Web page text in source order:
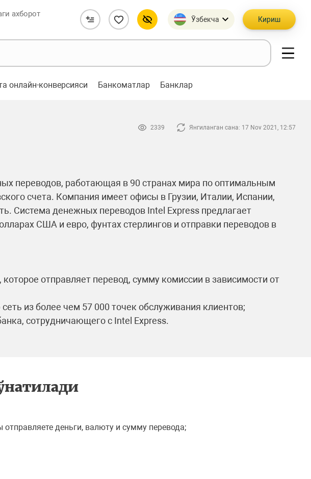
ахборот
Ўзбекча Кириш
онлайн-конверсияси Банкоматлар Банклар
2339 Янгиланган сана: 17 Nov 2021, 12:57
переводов, работающая в 90 странах мира по оптимальным
счета. Компания имеет офисы в Грузии, Италии, Испании,
Система денежных переводов Intel Express предлагает
США и евро, фунтах стерлингов и отправки переводов в
отправляет перевод, сумму комиссии в зависимости от
из более чем 57 000 точек обслуживания клиентов;
сотрудничающего с Intel Express.
деньги, валюту и сумму перевода;